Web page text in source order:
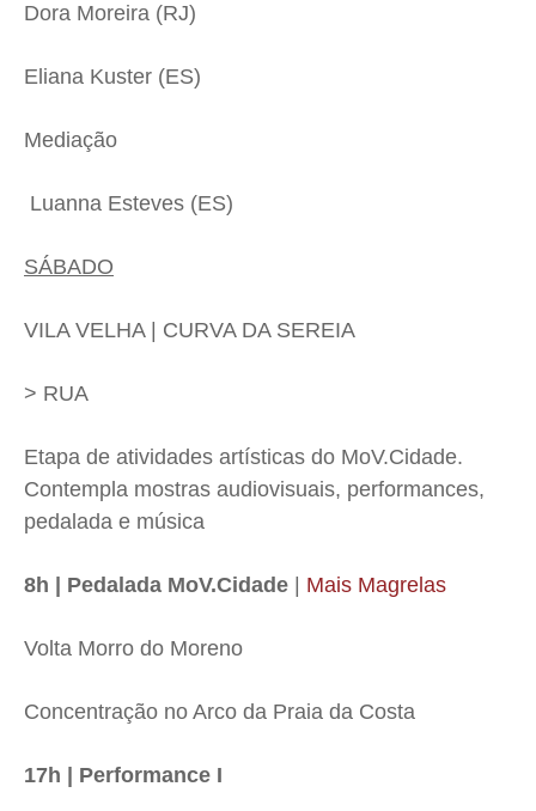
Dora Moreira (RJ)
Eliana Kuster (ES)
Mediação
Luanna Esteves (ES)
SÁBADO
VILA VELHA | CURVA DA SEREIA
> RUA
Etapa de atividades artísticas do MoV.Cidade.
Contempla mostras audiovisuais, performances,
pedalada e música
8h | Pedalada MoV.Cidade Mais Magrelas
Volta Morro do Moreno
Concentração no Arco da Praia da Costa
17h | Performance I